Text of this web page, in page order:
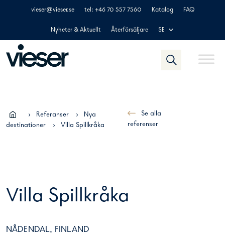
vieser@vieser.se tel: +46 70 557 7560 Katalog FAQ
Nyheter & Aktuellt Återförsäljare SE
› Referanser ›
Nya
destinationer
› Villa Spillkråka
Se alla
referenser
Villa Spillkråka
NÅDENDAL, FINLAND